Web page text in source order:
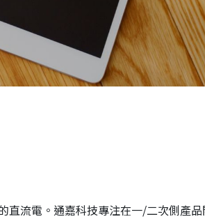
直流電。通嘉科技專注在一/二次側產品